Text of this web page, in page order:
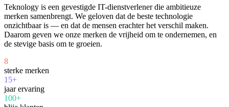
Teknology is een gevestigde IT-dienstverlener die ambitieuze
merken samenbrengt. We geloven dat de beste technologie
onzichtbaar is — en dat de mensen erachter het verschil maken.
Daarom geven we onze merken de vrijheid om te ondernemen, en
de stevige basis om te groeien.
8
sterke merken
15+
jaar ervaring
100+